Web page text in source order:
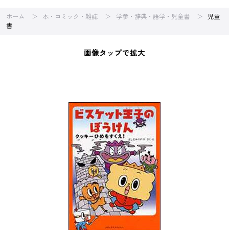
ホーム 本・コミック・雑誌 学参・辞典・語学・児童書
児童
書
画像タップで拡大